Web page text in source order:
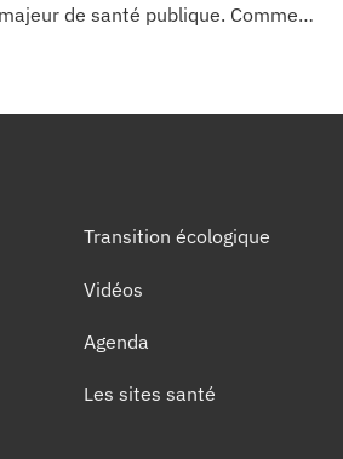
de santé publique. Comme
Transition écologique
Vidéos
Agenda
Les sites santé